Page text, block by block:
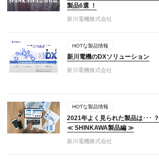
製品6選 ！
新川電機株式会社
HOTな製品情報
新川電機のDXソリューション
新川電機株式会社
HOTな製品情報
2021年よく見られた製品は･･･ ？
≪ SHINKAWA製品編 ≫
新川電機株式会社